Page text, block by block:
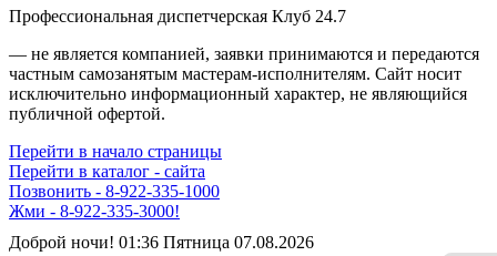
Профессиональная диспетчерская Клуб 24.7
— не является компанией, заявки принимаются и передаются
частным самозанятым мастерам‑исполнителям. Сайт носит
исключительно информационный характер, не являющийся
публичной офертой.
Перейти в начало страницы
Перейти в каталог - сайта
Позвонить - 8-922-335-1000
Жми - 8-922-335-3000!
Доброй ночи! 01:36 Пятница 07.08.2026